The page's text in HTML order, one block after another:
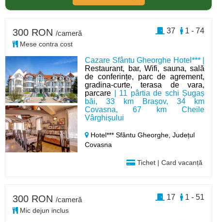
Cazare Sfântu Gheorghe Hotel*** |
Restaurant, bar, Wifi, sauna, sală
de conferințe, parc de agrement,
gradina-curte, terasa de vara,
parcare | 11 pârtia de schi Șugaș
băi, 33 km Brașov, 34 km
Covasna, 67 km Cheile
Vârghișului
Hotel*** Sfântu Gheorghe,Județul
Covasna
Tichet | Card vacanță
300 RON /cameră
Mese contra cost
1 - 74
37
300 RON /cameră
Mic dejun inclus
1 - 51
17